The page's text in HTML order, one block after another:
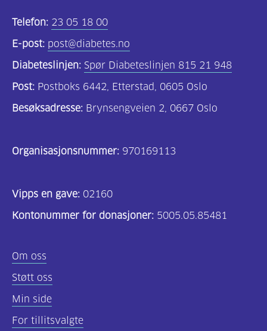
Telefon: 23 05 18 00
E-post: post@diabetes.no
Diabeteslinjen: Spør Diabeteslinjen 815 21 948
Post: Postboks 6442, Etterstad, 0605 Oslo
Besøksadresse: Brynsengveien 2, 0667 Oslo
Organisasjonsnummer: 970169113
Vipps en gave: 02160
Kontonummer for donasjoner: 5005.05.85481
Om oss
Støtt oss
Min side
For tillitsvalgte